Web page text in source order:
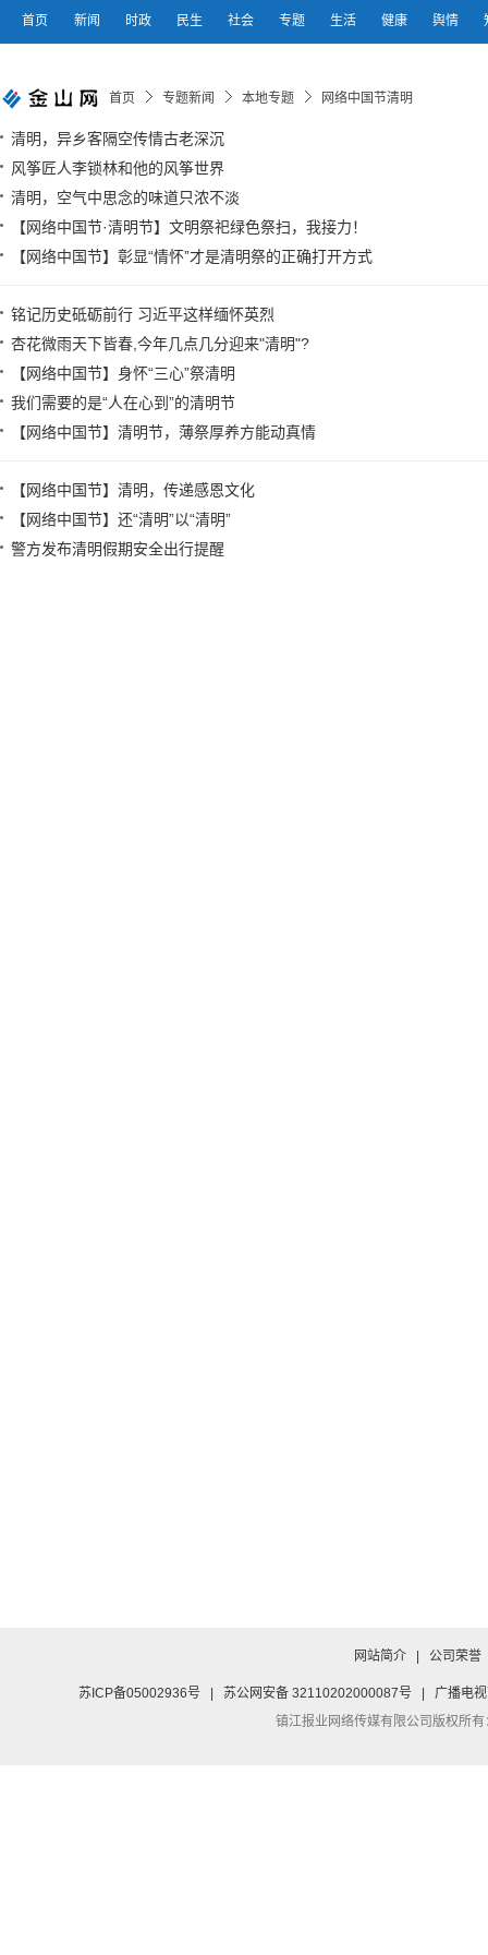
首页 新闻 时政 民生 社会 专题 生活 健康 舆情
首页 专题新闻 本地专题 网络中国节清明
清明，异乡客隔空传情古老深沉
风筝匠人李锁林和他的风筝世界
清明，空气中思念的味道只浓不淡
【网络中国节·清明节】文明祭祀绿色祭扫，我接力！
【网络中国节】彰显“情怀”才是清明祭的正确打开方式
铭记历史砥砺前行 习近平这样缅怀英烈
杏花微雨天下皆春,今年几点几分迎来"清明"?
【网络中国节】身怀“三心”祭清明
我们需要的是“人在心到”的清明节
【网络中国节】清明节，薄祭厚养方能动真情
【网络中国节】清明，传递感恩文化
【网络中国节】还“清明”以“清明”
警方发布清明假期安全出行提醒
网站简介 公司荣誉
苏ICP备05002936号 苏公网安备 32110202000087号
广播电
镇江报业网络传媒有限公司版权所